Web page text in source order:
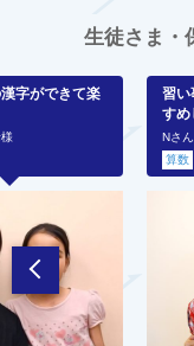
生徒さま・
字ができて楽
習い
すめ
Nさ
算数